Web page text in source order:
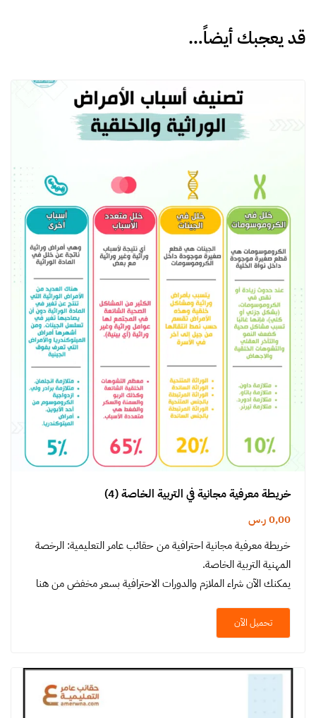
قد يعجبك أيضاً…
خريطة معرفية مجانية في التربية الخاصة (4)
0,00ر.س
خريطة معرفية مجانية احترافية من حقائب عامر التعليمية: الرخصة
المهنية التربية الخاصة.
يمكنك الآن شراء الملازم والدورات الاحترافية بسعر مخفض من هنا
تحميل الآن